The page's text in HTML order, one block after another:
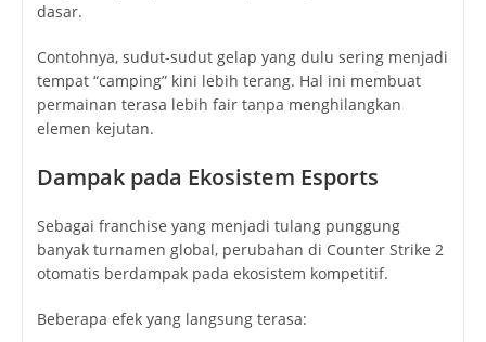
dasar.
Contohnya, sudut-sudut gelap yang dulu sering menjadi
tempat “camping” kini lebih terang. Hal ini membuat
permainan terasa lebih fair tanpa menghilangkan
elemen kejutan.
Dampak pada Ekosistem Esports
Sebagai franchise yang menjadi tulang punggung
banyak turnamen global, perubahan di Counter Strike 2
otomatis berdampak pada ekosistem kompetitif.
Beberapa efek yang langsung terasa: